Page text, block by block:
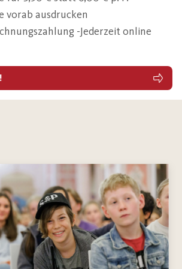
vorab ausdrucken
-Jederzeit online